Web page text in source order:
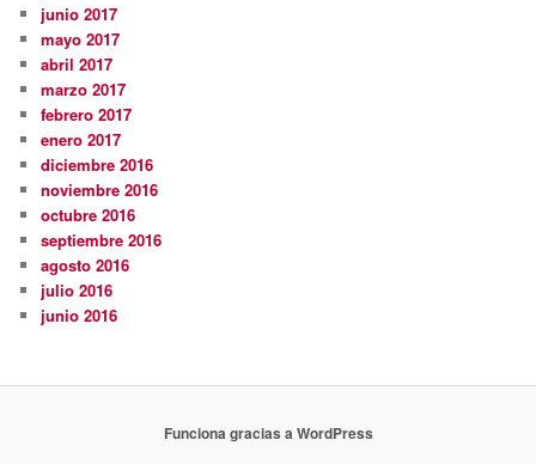
junio 2017
mayo 2017
abril 2017
marzo 2017
febrero 2017
enero 2017
diciembre 2016
noviembre 2016
octubre 2016
septiembre 2016
agosto 2016
julio 2016
junio 2016
Funciona gracias a WordPress